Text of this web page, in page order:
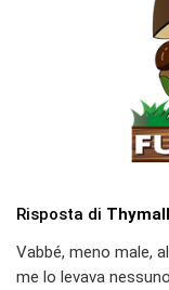
Risposta di
Vabbé, meno male,
me lo levava